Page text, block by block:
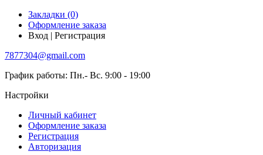
Закладки (0)
Оформление заказа
Вход | Регистрация
7877304@gmail.com
График работы: Пн.- Вс. 9:00 - 19:00
Настройки
Личный кабинет
Оформление заказа
Регистрация
Авторизация